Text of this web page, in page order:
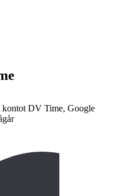
kontot DV Time, Google